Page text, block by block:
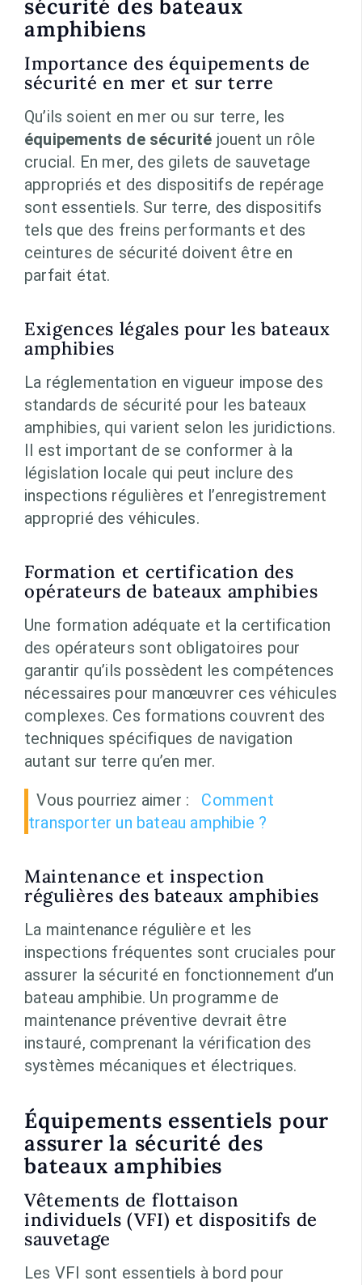
sécurité des bateaux
amphibiens
Importance des équipements de
sécurité en mer et sur terre
Qu’ils soient en mer ou sur terre, les
équipements de sécurité jouent un rôle
crucial. En mer, des gilets de sauvetage
appropriés et des dispositifs de repérage
sont essentiels. Sur terre, des dispositifs
tels que des freins performants et des
ceintures de sécurité doivent être en
parfait état.
Exigences légales pour les bateaux
amphibies
La réglementation en vigueur impose des
standards de sécurité pour les bateaux
amphibies, qui varient selon les juridictions.
Il est important de se conformer à la
législation locale qui peut inclure des
inspections régulières et l’enregistrement
approprié des véhicules.
Formation et certification des
opérateurs de bateaux amphibies
Une formation adéquate et la certification
des opérateurs sont obligatoires pour
garantir qu’ils possèdent les compétences
nécessaires pour manœuvrer ces véhicules
complexes. Ces formations couvrent des
techniques spécifiques de navigation
autant sur terre qu’en mer.
Vous pourriez aimer :
Comment
transporter un bateau amphibie ?
Maintenance et inspection
régulières des bateaux amphibies
La maintenance régulière et les
inspections fréquentes sont cruciales pour
assurer la sécurité en fonctionnement d’un
bateau amphibie. Un programme de
maintenance préventive devrait être
instauré, comprenant la vérification des
systèmes mécaniques et électriques.
Équipements essentiels pour
assurer la sécurité des
bateaux amphibies
Vêtements de flottaison
individuels (VFI) et dispositifs de
sauvetage
Les VFI sont essentiels à bord pour